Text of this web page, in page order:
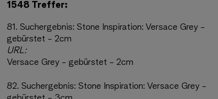
1548 Treffer:
81. Suchergebnis:Stone Inspiration: Versace Grey -
gebürstet - 2cm
URL:
Versace Grey - gebürstet - 2cm
82. Suchergebnis:Stone Inspiration: Versace Grey -